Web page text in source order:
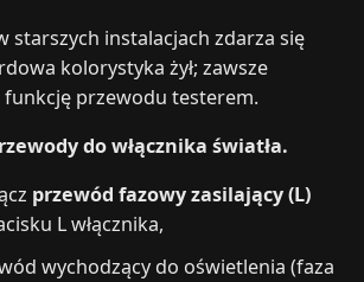
starszych instalacjach zdarza się
kolorystyka żył; zawsze
przewodu testerem.
do włącznika światła.
przewód fazowy zasilający (L)
L włącznika,
wychodzący do oświetlenia (faza